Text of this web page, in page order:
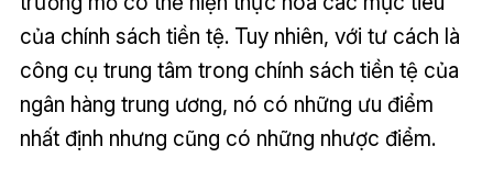
của chính sách tiền tệ. Tuy nhiên, với tư cách là
công cụ trung tâm trong chính sách tiền tệ của
ngân hàng trung ương, nó có những ưu điểm
nhất định nhưng cũng có những nhược điểm.